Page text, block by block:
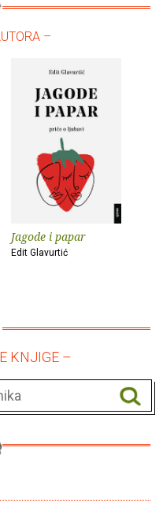
–
Jagode i papar
Edit Glavurtić
KNJIGE –